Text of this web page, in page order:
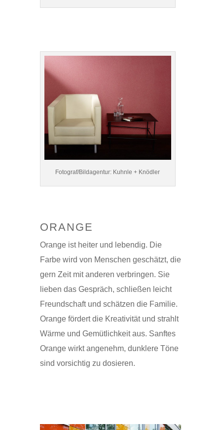
Fotograf/Bildagentur: Kuhnle + Knödler
ORANGE
Orange ist heiter und lebendig. Die
Farbe wird von Menschen geschätzt, die
gern Zeit mit anderen verbringen. Sie
lieben das Gespräch, schließen leicht
Freundschaft und schätzen die Familie.
Orange fördert die Kreativität und strahlt
Wärme und Gemütlichkeit aus. Sanftes
Orange wirkt angenehm, dunklere Töne
sind vorsichtig zu dosieren.